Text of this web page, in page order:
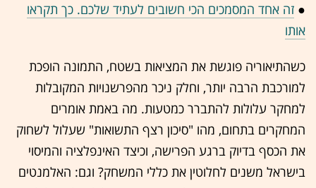
● זה אחד המסמכים הכי חשובים לעתיד שלכם. כך תקראו
אותו
כשהתיאוריה פוגשת את המציאות בשטח, התמונה הופכת
למורכבת הרבה יותר, וחלק ניכר מהפרשנויות המקובלות
למחקר עלולות להתברר כמטעות. מה באמת אומרים
המחקרים בתחום, מהו "סיכון רצף התשואות" שעלול לשחוק
את הכסף בדיוק ברגע הפרישה, וכיצד האינפלציה והמיסוי
בישראל משנים לחלוטין את כללי המשחק? וגם: האלמנטים